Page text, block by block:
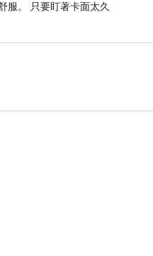
服。 只要盯著卡面太久